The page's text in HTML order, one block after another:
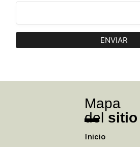
ENVIAR
Mapa
del sitio
Inicio